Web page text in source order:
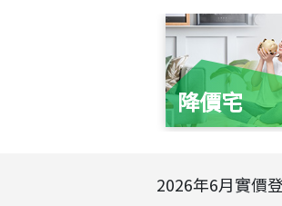
降價宅
2026年6月實價